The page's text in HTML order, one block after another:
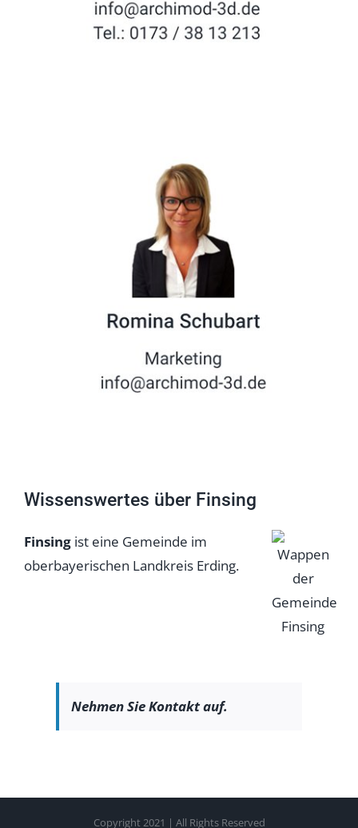
Wissenswertes über Finsing
Finsing ist eine Gemeinde im
oberbayerischen Landkreis Erding.
Nehmen Sie Kontakt auf.
Copyright 2021 | All Rights Reserved